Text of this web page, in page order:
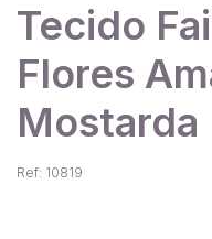
Tecido
Flores
Mostarda
Ref: 10819